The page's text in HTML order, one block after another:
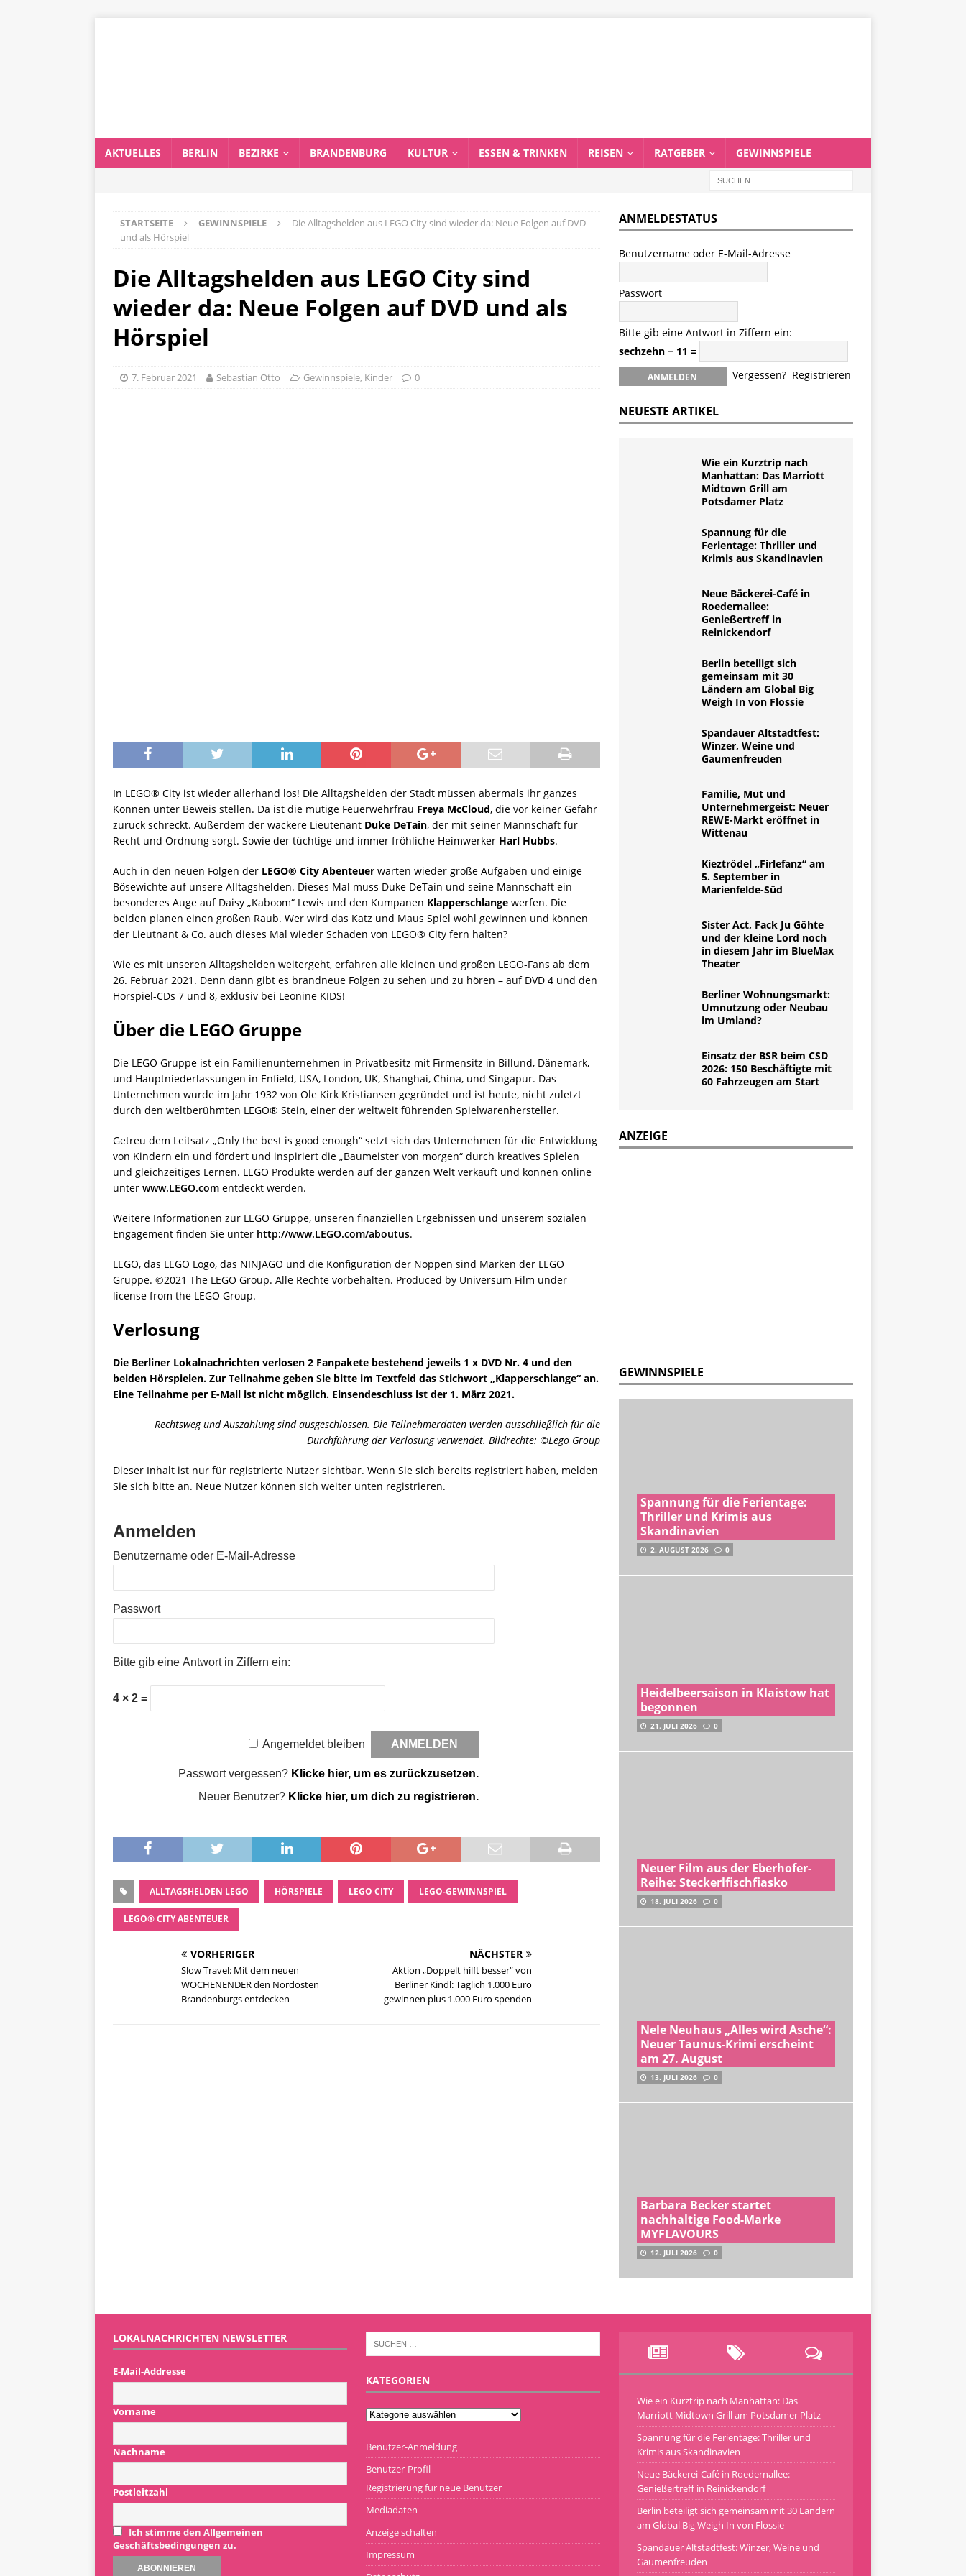
AKTUELLES BERLIN BEZIRKE BRANDENBURG KULTUR ESSEN & TRINKEN REISEN RATGEBER GEWINNSPIELE
STARTSEITE GEWINNSPIELE
Die Alltagshelden aus LEGO City sind wieder da: Neue Folgen auf DVD
und als Hörspiel
Die Alltagshelden aus LEGO City sind
wieder da: Neue Folgen auf DVD und als
Hörspiel
7. Februar 2021 Sebastian Otto Gewinnspiele, Kinder 0
In LEGO® City ist wieder allerhand los! Die Alltagshelden der Stadt müssen abermals ihr ganzes
Können unter Beweis stellen. Da ist die mutige Feuerwehrfrau Freya McCloud, die vor keiner Gefahr
zurück schreckt. Außerdem der wackere Lieutenant Duke DeTain, der mit seiner Mannschaft für
Recht und Ordnung sorgt. Sowie der tüchtige und immer fröhliche Heimwerker Harl Hubbs.
Auch in den neuen Folgen der LEGO® City Abenteuer warten wieder große Aufgaben und einige
Bösewichte auf unsere Alltagshelden. Dieses Mal muss Duke DeTain und seine Mannschaft ein
besonderes Auge auf Daisy „Kaboom“ Lewis und den Kumpanen Klapperschlange werfen. Die
beiden planen einen großen Raub. Wer wird das Katz und Maus Spiel wohl gewinnen und können
der Lieutnant & Co. auch dieses Mal wieder Schaden von LEGO® City fern halten?
Wie es mit unseren Alltagshelden weitergeht, erfahren alle kleinen und großen LEGO-Fans ab dem
26. Februar 2021. Denn dann gibt es brandneue Folgen zu sehen und zu hören – auf DVD 4 und den
Hörspiel-CDs 7 und 8, exklusiv bei Leonine KIDS!
Über die LEGO Gruppe
Die LEGO Gruppe ist ein Familienunternehmen in Privatbesitz mit Firmensitz in Billund, Dänemark,
und Hauptniederlassungen in Enfield, USA, London, UK, Shanghai, China, und Singapur. Das
Unternehmen wurde im Jahr 1932 von Ole Kirk Kristiansen gegründet und ist heute, nicht zuletzt
durch den weltberühmten LEGO® Stein, einer der weltweit führenden Spielwarenhersteller.
Getreu dem Leitsatz „Only the best is good enough“ setzt sich das Unternehmen für die Entwicklung
von Kindern ein und fördert und inspiriert die „Baumeister von morgen“ durch kreatives Spielen
und gleichzeitiges Lernen. LEGO Produkte werden auf der ganzen Welt verkauft und können online
unter www.LEGO.com entdeckt werden.
Weitere Informationen zur LEGO Gruppe, unseren finanziellen Ergebnissen und unserem sozialen
Engagement finden Sie unter http://www.LEGO.com/aboutus.
LEGO, das LEGO Logo, das NINJAGO und die Konfiguration der Noppen sind Marken der LEGO
Gruppe. ©2021 The LEGO Group. Alle Rechte vorbehalten. Produced by Universum Film under
license from the LEGO Group.
Verlosung
Die Berliner Lokalnachrichten verlosen 2 Fanpakete bestehend jeweils 1 x DVD Nr. 4 und den
beiden Hörspielen. Zur Teilnahme geben Sie bitte im Textfeld das Stichwort „Klapperschlange“ an.
Eine Teilnahme per E-Mail ist nicht möglich. Einsendeschluss ist der 1. März 2021.
Rechtsweg und Auszahlung sind ausgeschlossen. Die Teilnehmerdaten werden ausschließlich für die
Durchführung der Verlosung verwendet. Bildrechte: ©Lego Group
Dieser Inhalt ist nur für registrierte Nutzer sichtbar. Wenn Sie sich bereits registriert haben, melden
Sie sich bitte an. Neue Nutzer können sich weiter unten registrieren.
Anmelden
Benutzername oder E-Mail-Adresse
Passwort
Bitte gib eine Antwort in Ziffern ein:
4 × 2 =
Angemeldet bleiben
Passwort vergessen? Klicke hier, um es zurückzusetzen.
Neuer Benutzer? Klicke hier, um dich zu registrieren.
ALLTAGSHELDEN LEGO HÖRSPIELE LEGO CITY LEGO-GEWINNSPIEL
LEGO® CITY ABENTEUER
VORHERIGER
Slow Travel: Mit dem neuen
WOCHENENDER den Nordosten
Brandenburgs entdecken
NÄCHSTER
Aktion „Doppelt hilft besser“ von
Berliner Kindl: Täglich 1.000 Euro
gewinnen plus 1.000 Euro spenden
ANMELDESTATUS
Benutzername oder E-Mail-Adresse
Passwort
Bitte gib eine Antwort in Ziffern ein:
sechzehn − 11 =
Vergessen? Registrieren
NEUESTE ARTIKEL
Wie ein Kurztrip nach
Manhattan: Das Marriott
Midtown Grill am
Potsdamer Platz
Spannung für die
Ferientage: Thriller und
Krimis aus Skandinavien
Neue Bäckerei-Café in
Roedernallee:
Genießertreff in
Reinickendorf
Berlin beteiligt sich
gemeinsam mit 30
Ländern am Global Big
Weigh In von Flossie
Spandauer Altstadtfest:
Winzer, Weine und
Gaumenfreuden
Familie, Mut und
Unternehmergeist: Neuer
REWE-Markt eröffnet in
Wittenau
Kieztrödel „Firlefanz“ am
5. September in
Marienfelde-Süd
Sister Act, Fack Ju Göhte
und der kleine Lord noch
in diesem Jahr im BlueMax
Theater
Berliner Wohnungsmarkt:
Umnutzung oder Neubau
im Umland?
Einsatz der BSR beim CSD
2026: 150 Beschäftigte mit
60 Fahrzeugen am Start
ANZEIGE
GEWINNSPIELE
Spannung für die Ferientage:
Thriller und Krimis aus
Skandinavien
2. AUGUST 2026 0
Heidelbeersaison in Klaistow hat
begonnen
21. JULI 2026 0
Neuer Film aus der Eberhofer-
Reihe: Steckerlfischfiasko
18. JULI 2026 0
Nele Neuhaus „Alles wird Asche“:
Neuer Taunus-Krimi erscheint
am 27. August
13. JULI 2026 0
Barbara Becker startet
nachhaltige Food-Marke
MYFLAVOURS
12. JULI 2026 0
LOKALNACHRICHTEN NEWSLETTER
E-Mail-Addresse
Vorname
Nachname
Postleitzahl
Ich stimme den Allgemeinen
Geschäftsbedingungen zu.
KATEGORIEN
Benutzer-Anmeldung
Benutzer-Profil
Registrierung für neue Benutzer
Mediadaten
Anzeige schalten
Impressum
Wie ein Kurztrip nach Manhattan: Das
Marriott Midtown Grill am Potsdamer Platz
Spannung für die Ferientage: Thriller und
Krimis aus Skandinavien
Neue Bäckerei-Café in Roedernallee:
Genießertreff in Reinickendorf
Berlin beteiligt sich gemeinsam mit 30 Ländern
am Global Big Weigh In von Flossie
Spandauer Altstadtfest: Winzer, Weine und
Gaumenfreuden